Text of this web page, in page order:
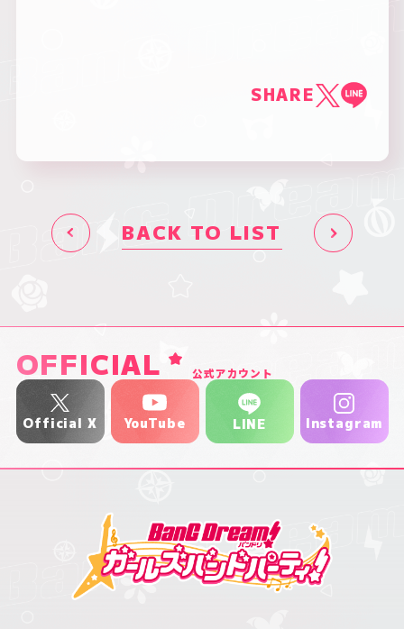
SHARE
BACK TO LIST
OFFICIAL 公式アカウント
Official X YouTube LINE Instagram